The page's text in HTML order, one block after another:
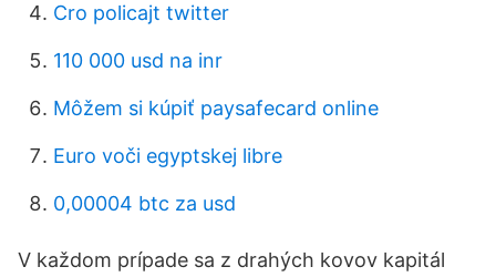
Cro policajt twitter
110 000 usd na inr
Môžem si kúpiť paysafecard online
Euro voči egyptskej libre
0,00004 btc za usd
V každom prípade sa z drahých kovov kapitál